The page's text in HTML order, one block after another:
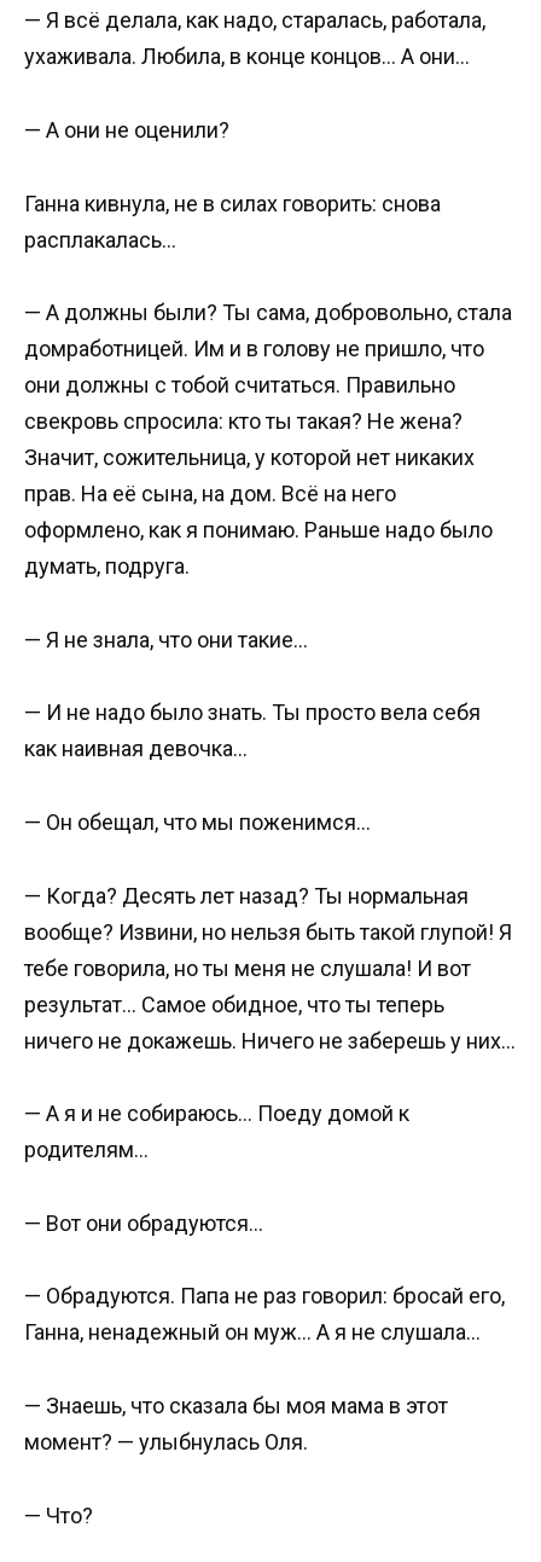
— Я всё делала, как надо, старалась, работала,
ухаживала. Любила, в конце концов… А они…
— А они не оценили?
Ганна кивнула, не в силах говорить: снова
расплакалась…
— А должны были? Ты сама, добровольно, стала
домработницей. Им и в голову не пришло, что
они должны с тобой считаться. Правильно
свекровь спросила: кто ты такая? Не жена?
Значит, сожительница, у которой нет никаких
прав. На её сына, на дом. Всё на него
оформлено, как я понимаю. Раньше надо было
думать, подруга.
— Я не знала, что они такие…
— И не надо было знать. Ты просто вела себя
как наивная девочка…
— Он обещал, что мы поженимся…
— Когда? Десять лет назад? Ты нормальная
вообще? Извини, но нельзя быть такой глупой! Я
тебе говорила, но ты меня не слушала! И вот
результат… Самое обидное, что ты теперь
ничего не докажешь. Ничего не заберешь у них…
— А я и не собираюсь… Поеду домой к
родителям…
— Вот они обрадуются…
— Обрадуются. Папа не раз говорил: бросай его,
Ганна, ненадежный он муж… А я не слушала…
— Знаешь, что сказала бы моя мама в этот
момент? — улыбнулась Оля.
— Что?